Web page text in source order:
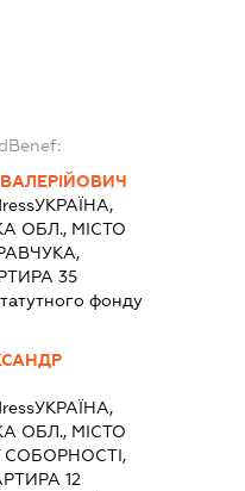
УКРАЇНА,
ОБЛ., МІСТО
35
фонду
УКРАЇНА,
ОБЛ., МІСТО
СОБОРНОСТІ,
12